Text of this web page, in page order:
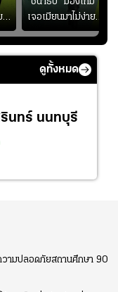
า
เจอเมียนมาไม่ง่าย
ยอมรับเป็นงานยาก
สำหรับทีมชาติไทย
แต่เชื่อมั่นศักยภาพ
ดูทั้งหมด
นทร์ นนทบุรี
วามปลอดภัยสถานศึกษา 90